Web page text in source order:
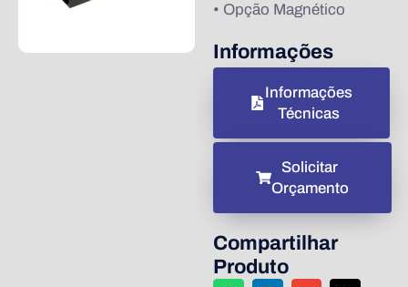
• Opção Magnético
Informações
Informações
Técnicas
Solicitar
Orçamento
Compartilhar
Produto